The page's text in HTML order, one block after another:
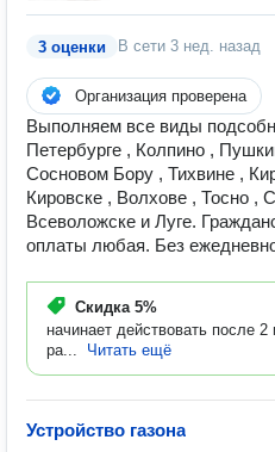
3 оценки В сети 3 нед. назад
Организация проверена
Выполняем все виды
Петербурге , Колпино ,
Сосновом Бору , Тихвине ,
Кировске , Волхове , Тосно ,
Всеволожске и Луге.
оплаты любая. Без
Скидка 5%
начинает действовать после
ра...
Читать ещё
Устройство газона